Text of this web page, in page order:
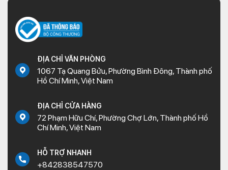
ĐỊA CHỈ VĂN PHÒNG
1067 Tạ Quang Bửu, Phường Bình Đông, Thành phố
Hồ Chí Minh, Việt Nam
ĐỊA CHỈ CỬA HÀNG
72 Phạm Hữu Chí, Phường Chợ Lớn, Thành phố Hồ
Chí Minh, Việt Nam
HỖ TRỢ NHANH
+842838547570